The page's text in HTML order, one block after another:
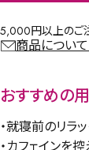
5,000円以上のご
商品につい
おすすめの
・就寝前のリラ